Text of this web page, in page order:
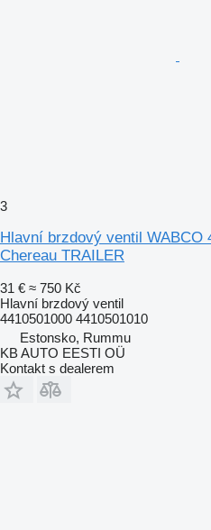
3
Hlavní brzdový ventil WABCO
Chereau TRAILER
31 € ≈ 750 Kč
Hlavní brzdový ventil
4410501000 4410501010
Estonsko, Rummu
KB AUTO EESTI OÜ
Kontakt s dealerem